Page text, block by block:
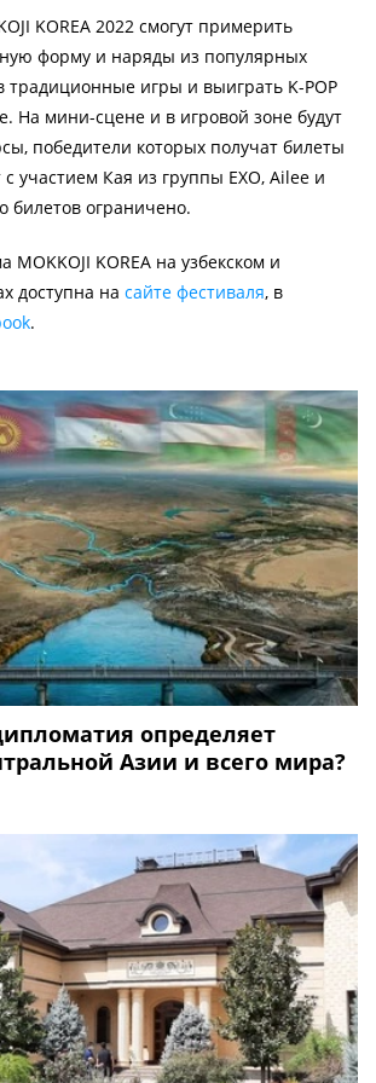
KOREA 2022 смогут примерить
форму и наряды из популярных
традиционные игры и выиграть K-POP
На мини-сцене и в игровой зоне будут
победители которых получат билеты
с участием Кая из группы EXO, Ailee и
билетов ограничено.
KOREA на узбекском и
доступна на сайте фестиваля, в
.
определяет
Азии и всего мира?